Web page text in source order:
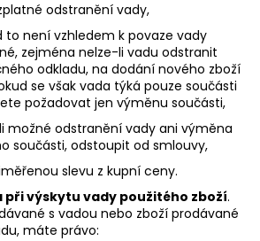
odstranění vady,
to není vzhledem k povaze vady
zejména nelze-li vadu odstranit
odkladu, na dodání nového zboží
se však vada týká pouze součásti
požadovat jen výměnu součásti,
možné odstranění vady ani výměna
součásti, odstoupit od smlouvy,
slevu z kupní ceny.
při výskytu vady použitého zboží.
s vadou nebo zboží prodávané
máte právo: